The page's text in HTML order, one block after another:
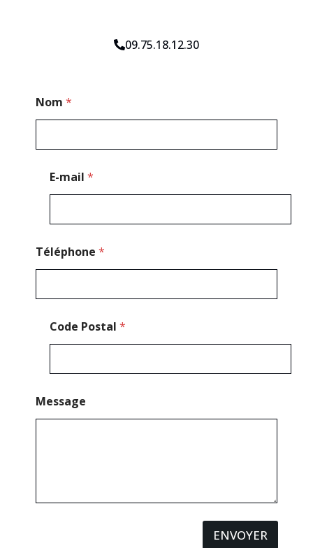
09.75.18.12.30
Nom *
E-mail *
Téléphone *
Code Postal *
Message
ENVOYER